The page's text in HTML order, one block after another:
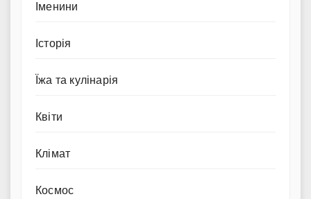
Іменини
Історія
Їжа та кулінарія
Квіти
Клімат
Космос